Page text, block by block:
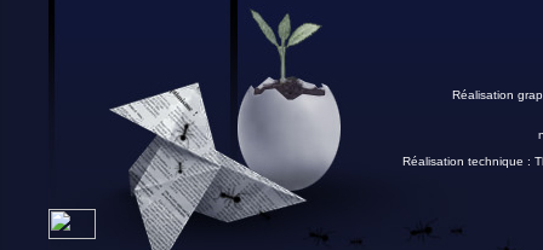
Réalisation
Réalisation technique :